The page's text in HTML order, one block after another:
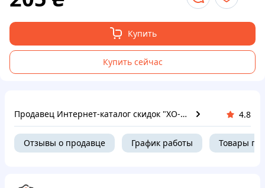
Купить
Купить сейчас
Продавец Интернет-ка​талог ски​д​​ок "ХО-РО-ШО!" 4.8
Отзывы о продавце График работы Товары